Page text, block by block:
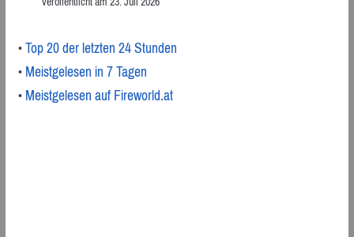
•Top 20 der letzten 24 Stunden
•Meistgelesen in 7 Tagen
•Meistgelesen auf Fireworld.at